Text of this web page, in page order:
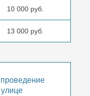
10 000 руб.
13 000 руб.